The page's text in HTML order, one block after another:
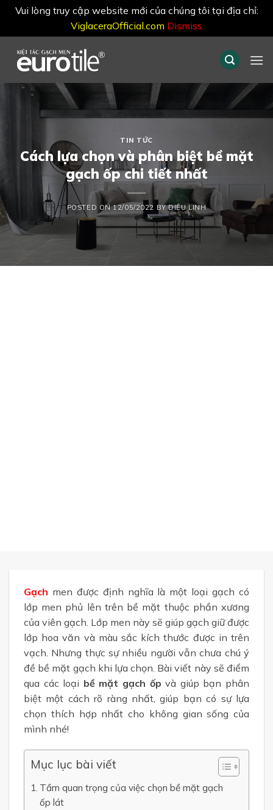
Vui lòng truy cập website mới của chúng tôi tại địa chỉ:
ViglaceraOfficial.com Dismiss
content
TIN TỨC
Cách lựa chọn và phân biệt bề mặt
gạch ốp chi tiết nhất
POSTED ON12/05/2022 BYDIỆU LINH
Gạch men được định nghĩa là một loại gạch có
lớp men phủ lên trên bề mặt thuộc phần xương
của viên gạch. Lớp men này sẽ giúp gạch giữ được
lớp hoa văn và màu sắc kích thước được in trên
vạch. Nhưng thực sự nhiều người vẫn chưa chú ý
đề bề mặt gạch khi lựa chọn. Bài viết này sẽ điểm
qua các loại bề mặt gạch ốp và giúp bạn phân
biệt một cách rõ ràng nhất, giúp bạn có sự lựa
chọn thích hợp nhất cho không gian sống của
mình nhé!
Mục lục bài viết
Tầm quan trọng của việc chọn bề mặt gạch
ốp lát